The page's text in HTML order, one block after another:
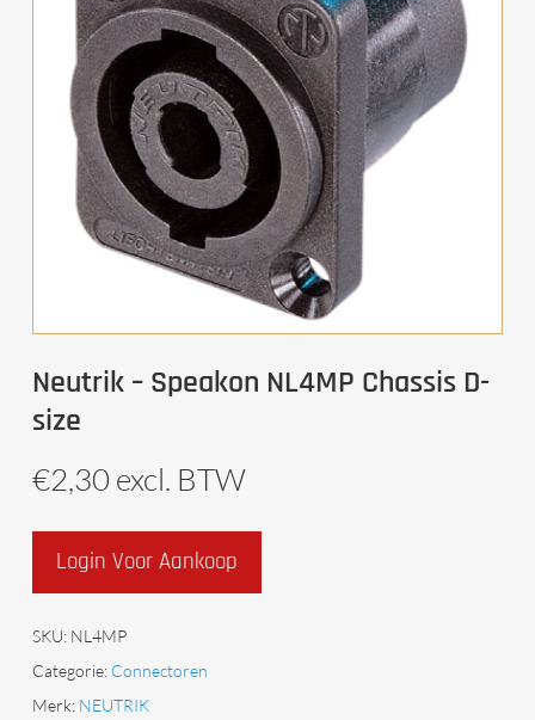
Neutrik – Speakon NL4MP Chassis D-
size
€2,30 excl. BTW
Login Voor Aankoop
SKU: NL4MP
Categorie: Connectoren
Merk: NEUTRIK